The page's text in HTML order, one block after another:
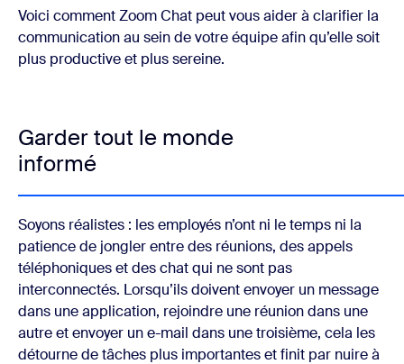
Voici comment Zoom Chat peut vous aider à clarifier la
communication au sein de votre équipe afin qu’elle soit
plus productive et plus sereine.
Garder tout le monde
informé
Soyons réalistes : les employés n’ont ni le temps ni la
patience de jongler entre des réunions, des appels
téléphoniques et des chat qui ne sont pas
interconnectés. Lorsqu’ils doivent envoyer un message
dans une application, rejoindre une réunion dans une
autre et envoyer un e-mail dans une troisième, cela les
détourne de tâches plus importantes et finit par nuire à